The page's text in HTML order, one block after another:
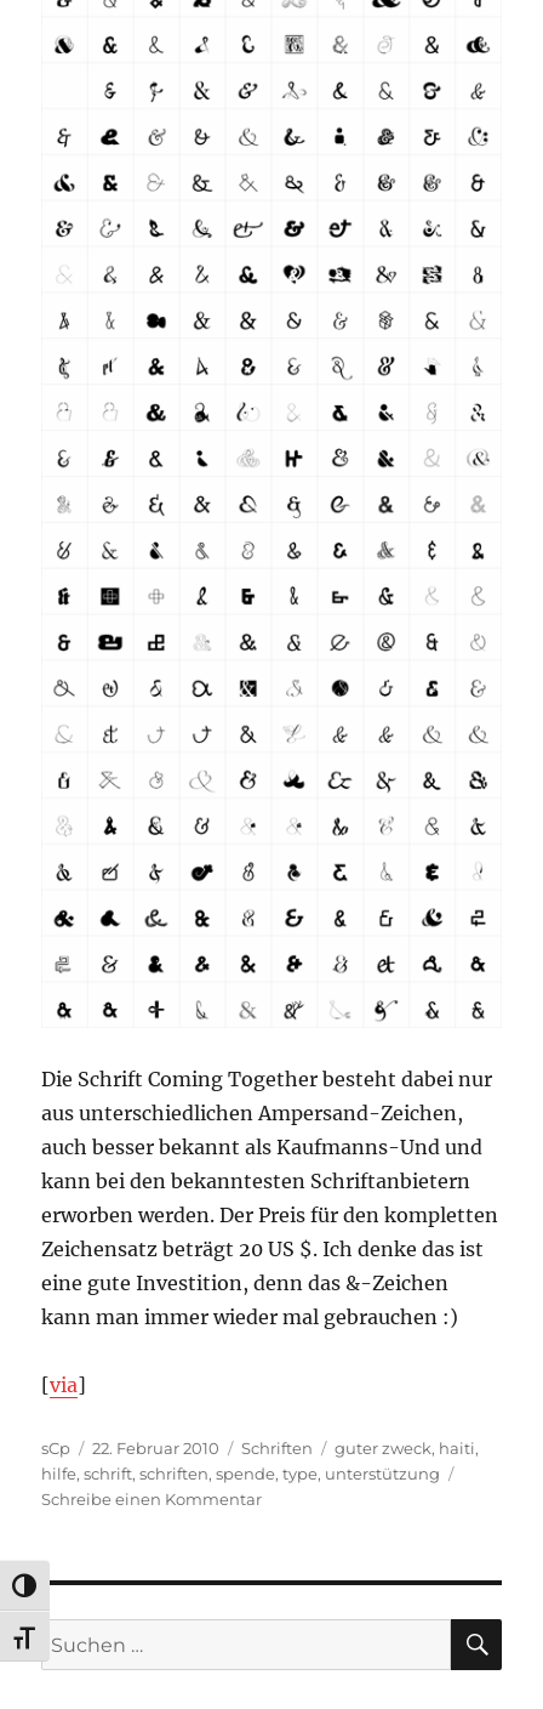
UMSCHALTEN AUF HOHE KONTRASTE
SCHRIFT VERGRÖSSERN
Die Schrift Coming Together besteht dabei nur
aus unterschiedlichen Ampersand-Zeichen,
auch besser bekannt als Kaufmanns-Und und
kann bei den bekanntesten Schriftanbietern
erworben werden. Der Preis für den kompletten
Zeichensatz beträgt 20 US $. Ich denke das ist
eine gute Investition, denn das &-Zeichen
kann man immer wieder mal gebrauchen :)
[via]
Autor
sCp
Veröffentlicht
am
22. Februar 2010 Kategorien
Schriften Schlagwörter
guter zweck, haiti,
hilfe,schrift,schriften,spende,type, unterstützung
Schreibe einen Kommentarzu
Suchen
nach: